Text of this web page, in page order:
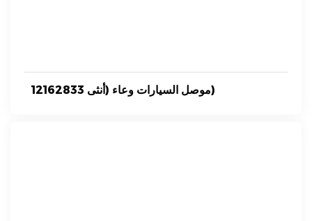
12162833 موصل السيارات وعاء (أنثى)